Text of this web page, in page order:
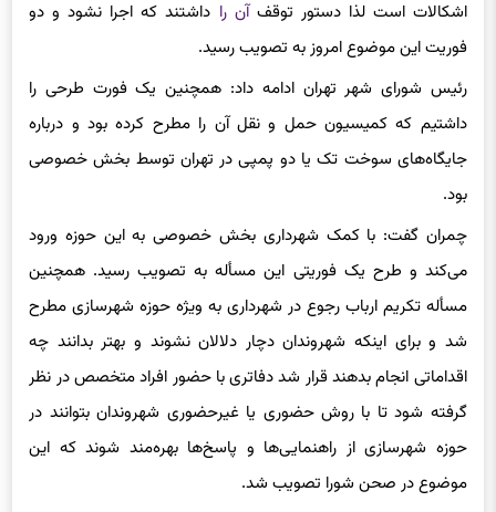
فوریت این موضوع امروز به تصویب رسید.
رئیس شورای شهر تهران ادامه داد: همچنین یک فورت طرحی را
داشتیم که کمیسیون حمل و نقل آن را مطرح کرده بود و درباره
جایگاه‌های سوخت تک یا دو پمپی در تهران توسط بخش خصوصی
بود.
چمران گفت: با کمک شهرداری بخش خصوصی به این حوزه ورود
می‌کند و طرح یک فوریتی این مسأله به تصویب رسید. همچنین
مسأله تکریم ارباب رجوع در شهرداری به ویژه حوزه شهرسازی مطرح
شد و برای اینکه شهروندان دچار دلالان نشوندو بهتربدانند چه
اقداماتی انجام بدهند قرار شد دفاتری با حضور افراد متخصص در نظر
گرفته شود تا با روش حضوری یا غیرحضوری شهروندان بتوانند در
حوزه شهرسازی از راهنمایی‌ها و پاسخ‌ها بهره‌مند شوند که این
موضوع در صحن شورا تصویب شد.
رئیس شورای شهر تهران خاطرنشان کرد: هر چند سه مورد پرونده